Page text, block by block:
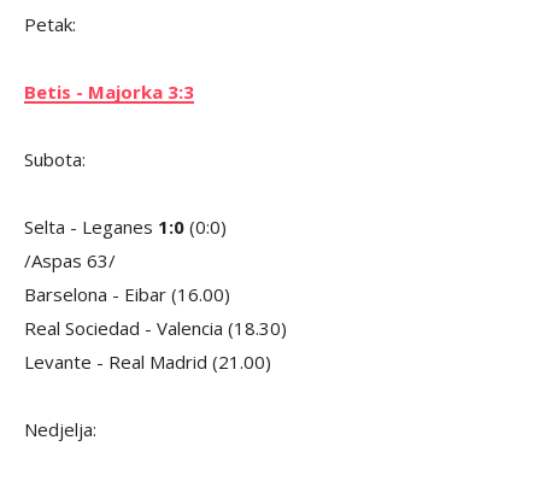
Petak:
Betis - Majorka 3:3
Subota:
Selta - Leganes 1:0 (0:0)
/Aspas 63/
Barselona - Eibar (16.00)
Real Sociedad - Valencia (18.30)
Levante - Real Madrid (21.00)
Nedjelja: